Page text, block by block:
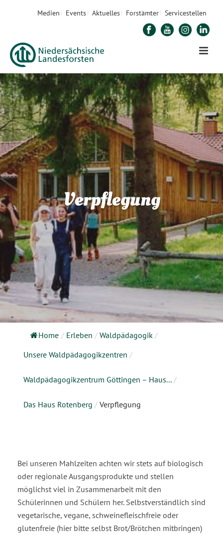
Medien Events Aktuelles Forstämter Servicestellen
Verpflegung
Home / Erleben / Waldpädagogik /
Unsere Waldpädagogikzentren /
Waldpädagogikzentrum Göttingen – Haus... /
Das Haus Rotenberg / Verpflegung
Bei unseren Mahlzeiten achten wir stets auf biologisch
oder regionale Ausgangsprodukte und stellen
möglichst viel in Zusammenarbeit mit den
Schülerinnen und Schülern her. Selbstverständlich sind
vegetarische, vegane, schweinefleischfreie oder
glutenfreie (hier bitte selbst Brot/Brötchen mitbringen)